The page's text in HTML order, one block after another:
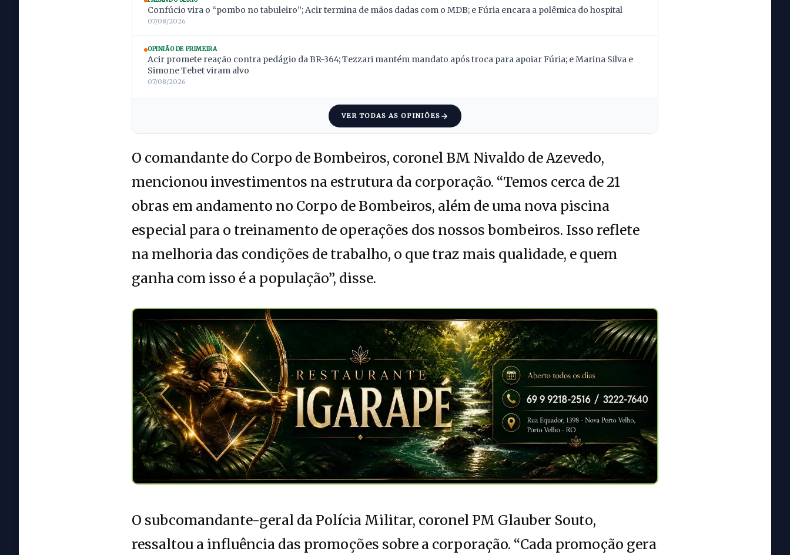
Confúcio vira o “pombo no tabuleiro”; Acir termina de mãos dadas com o MDB; e Fúria encara a polêmica do hospital
07/08/2026
OPINIÃO DE PRIMEIRA
Acir promete reação contra pedágio da BR-364; Tezzari mantém mandato após troca para apoiar Fúria; e Marina Silva e
Simone Tebet viram alvo
07/08/2026
VER TODAS AS OPINIÕES
O comandante do Corpo de Bombeiros, coronel BM Nivaldo de Azevedo,
mencionou investimentos na estrutura da corporação. “Temos cerca de 21
obras em andamento no Corpo de Bombeiros, além de uma nova piscina
especial para o treinamento de operações dos nossos bombeiros. Isso reflete
na melhoria das condições de trabalho, o que traz mais qualidade, e quem
ganha com isso é a população”, disse.
O subcomandante-geral da Polícia Militar, coronel PM Glauber Souto,
ressaltou a influência das promoções sobre a corporação. “Cada promoção gera